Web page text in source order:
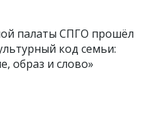
палаты СПГО прошёл
код семьи:
образ и слово»